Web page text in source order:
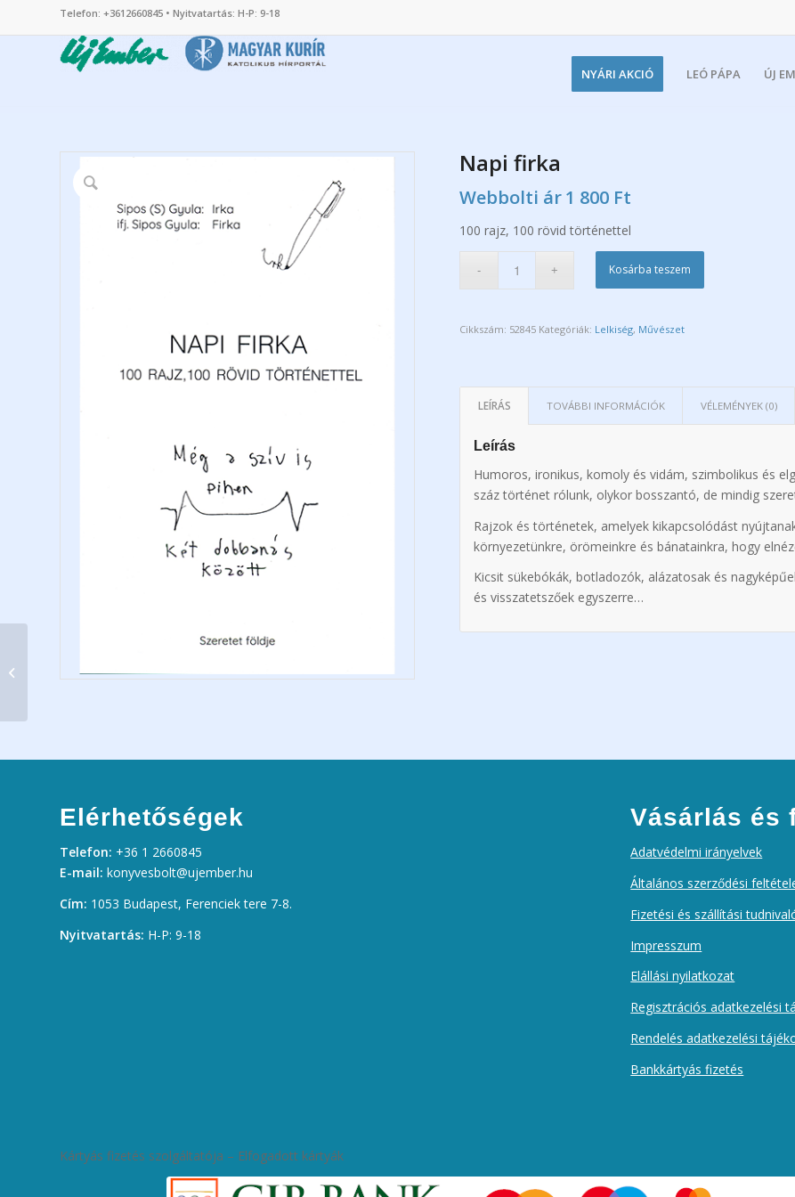
Telefon: +3612660845 • Nyitvatartás: H-P: 9-18
NYÁRI AKCIÓ LEÓ PÁPA ÚJ
Napi firka
Webbolti ár1 800 Ft
100 rajz, 100 rövid történettel
Kosárba teszem
Cikkszám: 52845 Kategóriák: Lelkiség, Művészet
LEÍRÁS TOVÁBBI INFORMÁCIÓK VÉLEMÉNYEK (0)
Leírás
Humoros, ironikus, komoly és vidám, szimbolikus és
száz történet rólunk, olykor bosszantó, de mindig
Rajzok és történetek, amelyek kikapcsolódást
környezetünkre, örömeinkre és bánatainkra, hogy
Kicsit sükebókák, botladozók, alázatosak és
és visszatetszőek egyszerre…
Elérhetőségek
Telefon: +36 1 2660845
E-mail: konyvesbolt@ujember.hu
Cím: 1053 Budapest, Ferenciek tere 7-8.
Nyitvatartás: H-P: 9-18
Vásárlás és
Adatvédelmi irányelvek
Általános szerződési
Fizetési és szállítási
Impresszum
Elállási nyilatkozat
Regisztrációs adatkezelési
Rendelés adatkezelési
Bankkártyás fizetés
Kártyás fizetés szolgáltatója – Elfogadott kártyák
Egy év Pio atyával